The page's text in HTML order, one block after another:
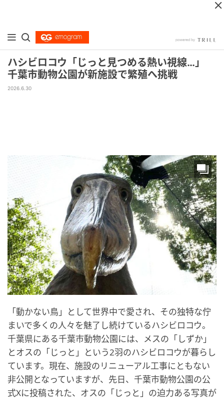
ハシビロコウ「じっと見つめる熱い視線…」
千葉市動物公園が新施設で繁殖へ挑戦
2026.6.30
「動かない鳥」として世界中で愛され、その独特な佇
まいで多くの人々を魅了し続けているハシビロコウ。
千葉県にある千葉市動物公園には、メスの「しずか」
とオスの「じっと」という2羽のハシビロコウが暮らし
ています。現在、施設のリニューアル工事にともない
非公開となっていますが、先日、千葉市動物公園の公
式Xに投稿された、オスの「じっと」の迫力ある写真が